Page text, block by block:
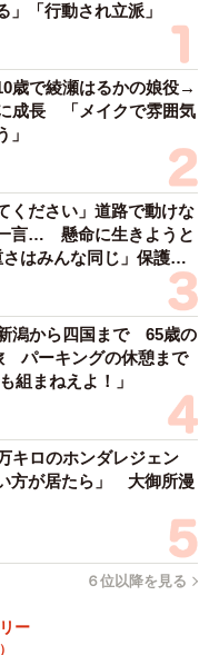
ラットフォームを立ち
（市内で）一体感の
より効果的な広報が
る抹茶の需要が高ま
商は「今は積極的に
ほしい」と打ち明け
駅前に整備した「お
来場者数が思うよう
。地域では観光客に
いる。
宇治観光は好調が続
を一過性にせず、今
「行動され立派」
歳で綾瀬はるかの娘役→
成長 「メイクで雰囲気
ください」道路で動けな
言… 懸命に生きようと
はみんな同じ」保護団
潟から四国まで 65歳の
パーキングの休憩まで
組まねえよ！」
キロのホンダレジェン
方が居たら」 大御所漫
６位以降を見る
ー